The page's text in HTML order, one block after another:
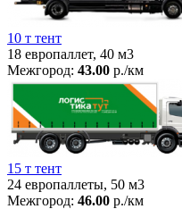
10 т тент
18 европаллет, 40 м3
Межгород: 43.00 р./км
15 т тент
24 европаллеты, 50 м3
Межгород: 46.00 р./км